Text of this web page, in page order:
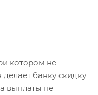
котором не
банку скидку
выплаты не